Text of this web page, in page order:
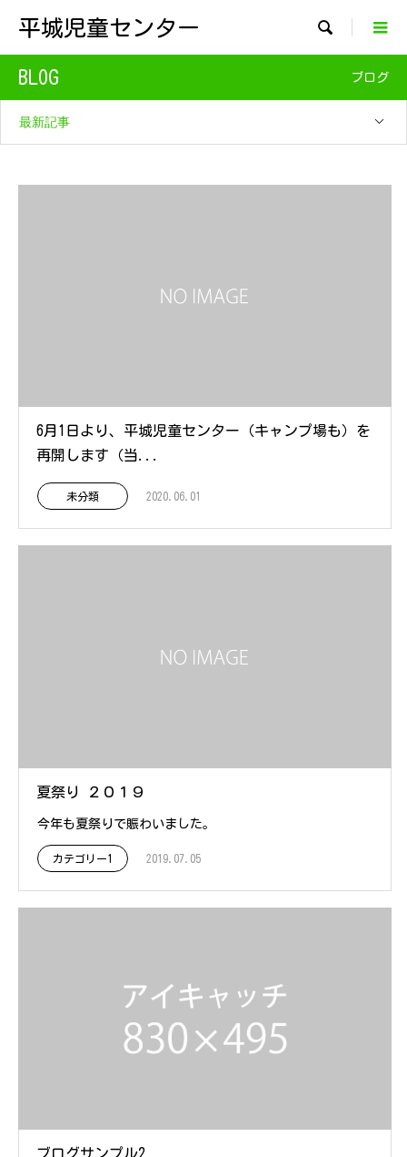
平城児童センター 
BLOG ブログ
最新記事
6月1日より、平城児童センター（キャンプ場も）を
再開します（当...
未分類 2020.06.01
夏祭り ２０１９
今年も夏祭りで賑わいました。
カテゴリー1 2019.07.05
ブログサンプル2